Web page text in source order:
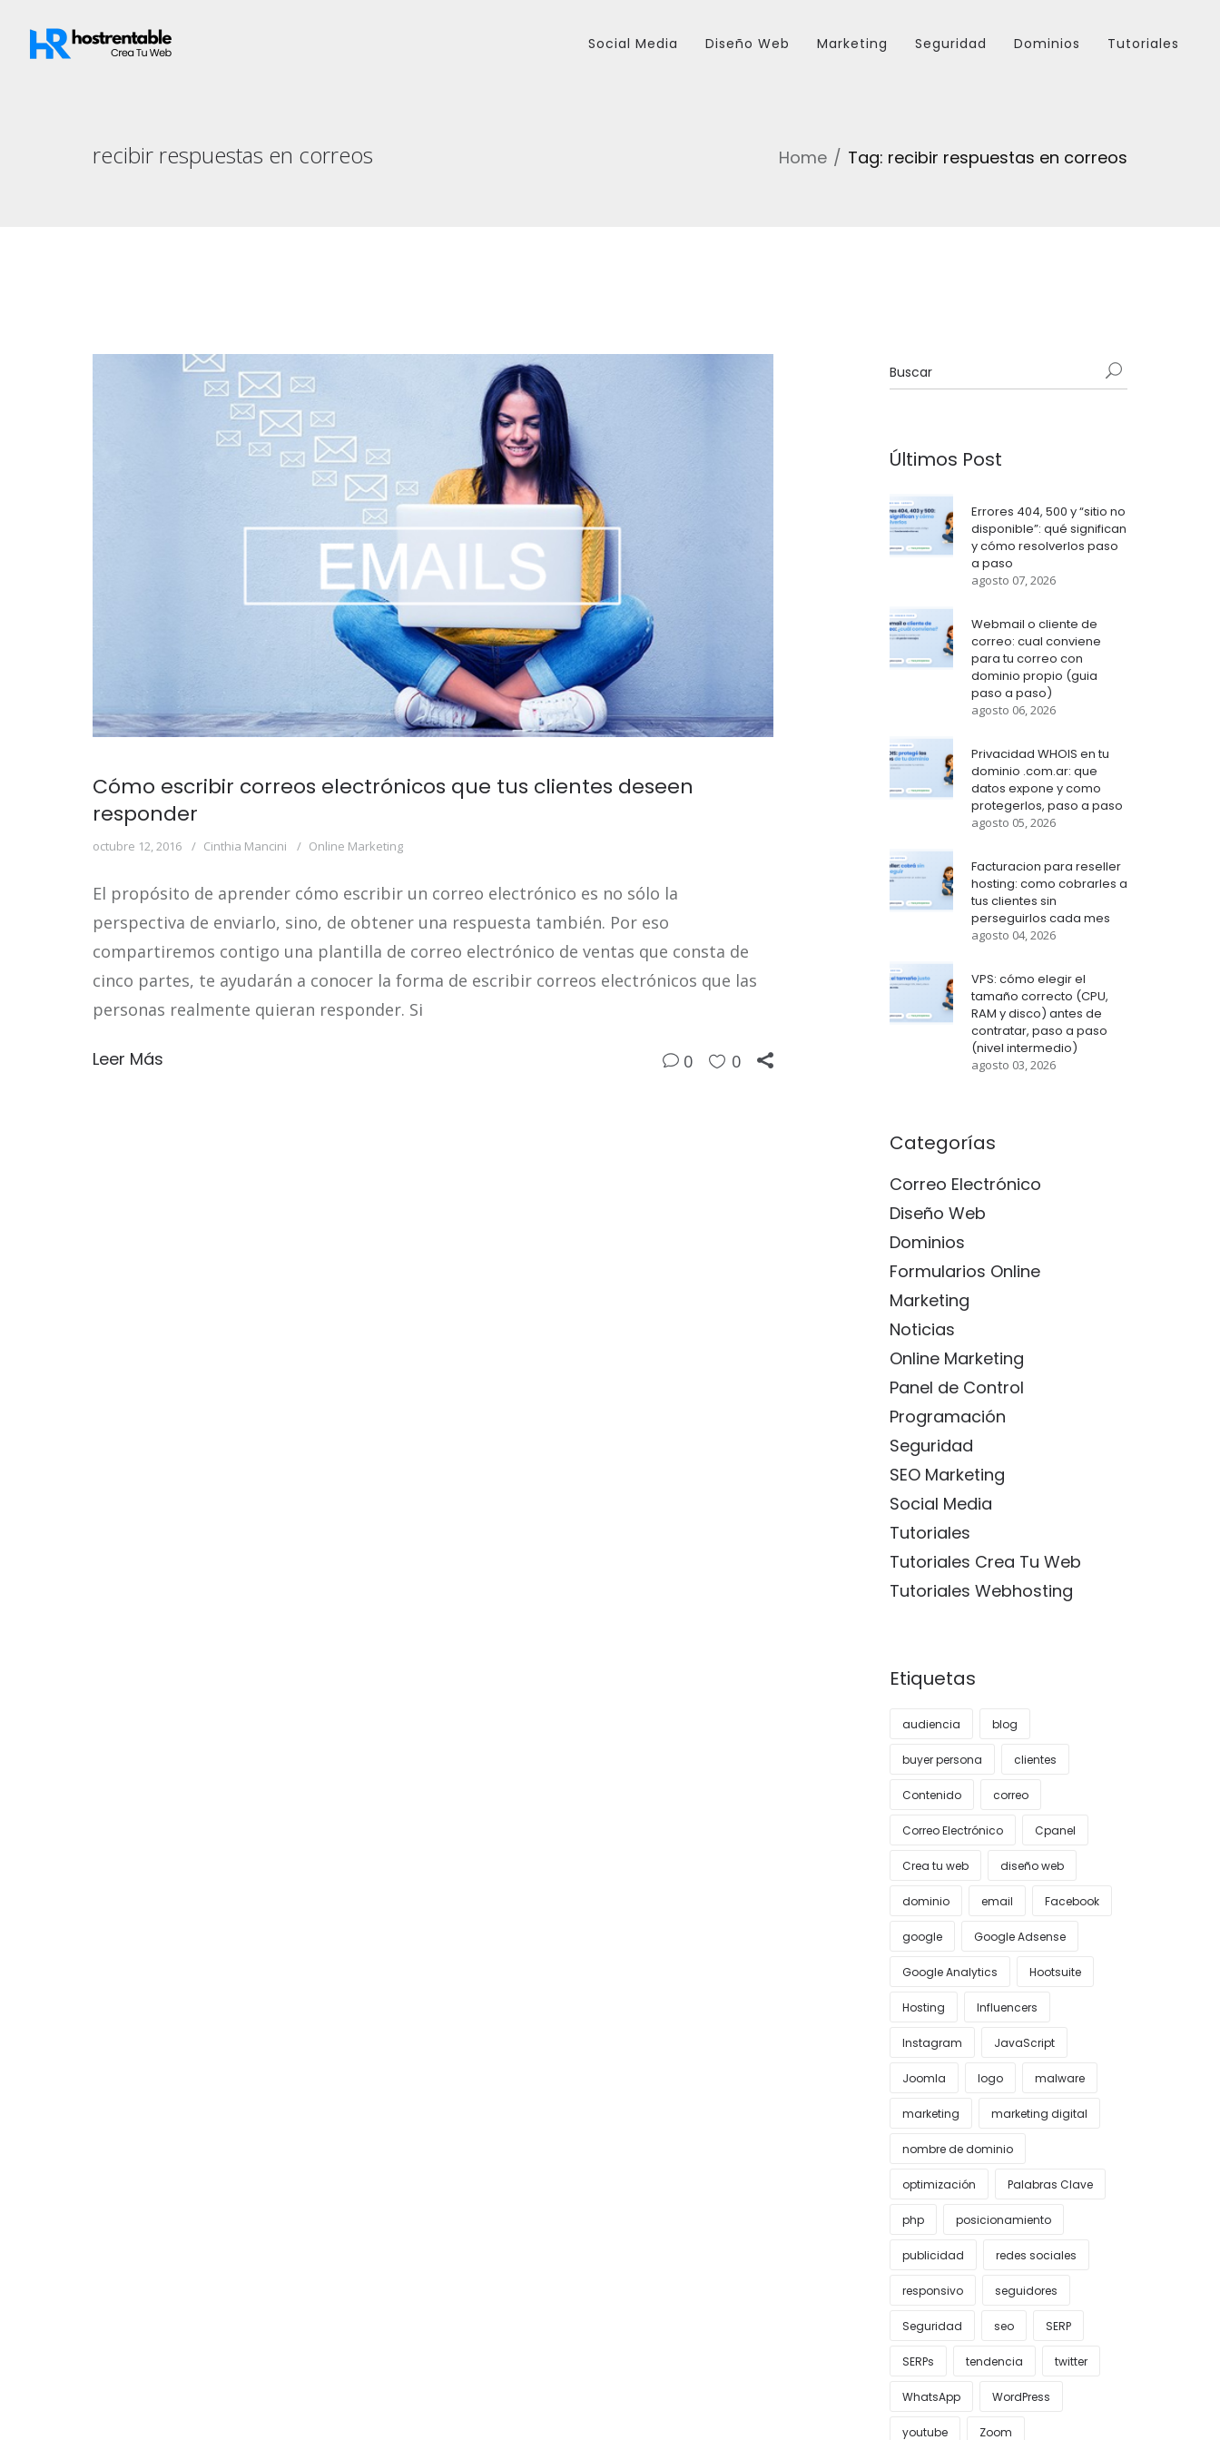
Social Media Diseño Web Marketing Seguridad Dominios Tutoriales
recibir respuestas en correos Home Tag: recibir respuestas en correos
Cómo escribir correos electrónicos que tus clientes deseen
responder
octubre 12, 2016 Cinthia Mancini Online Marketing
El propósito de aprender cómo escribir un correo electrónico es no sólo la
perspectiva de enviarlo, sino, de obtener una respuesta también. Por eso
compartiremos contigo una plantilla de correo electrónico de ventas que consta de
cinco partes, te ayudarán a conocer la forma de escribir correos electrónicos que las
personas realmente quieran responder. Si
Leer Más 0 0
Últimos Post
Errores 404, 500 y “sitio no
disponible”: qué significan
y cómo resolverlos paso
a paso
agosto 07, 2026
Webmail o cliente de
correo: cual conviene
para tu correo con
dominio propio (guia
paso a paso)
agosto 06, 2026
Privacidad WHOIS en tu
dominio .com.ar: que
datos expone y como
protegerlos, paso a paso
agosto 05, 2026
Facturacion para reseller
hosting: como cobrarles a
tus clientes sin
perseguirlos cada mes
agosto 04, 2026
VPS: cómo elegir el
tamaño correcto (CPU,
RAM y disco) antes de
contratar, paso a paso
(nivel intermedio)
agosto 03, 2026
Categorías
Correo Electrónico
Diseño Web
Dominios
Formularios Online
Marketing
Noticias
Online Marketing
Panel de Control
Programación
Seguridad
SEO Marketing
Social Media
Tutoriales
Tutoriales Crea Tu Web
Tutoriales Webhosting
Etiquetas
audiencia blog
buyer persona clientes
Contenido correo
Correo Electrónico Cpanel
Crea tu web diseño web
dominio email Facebook
google Google Adsense
Google Analytics Hootsuite
Hosting Influencers
Instagram JavaScript
Joomla logo malware
marketing marketing digital
nombre de dominio
optimización Palabras Clave
php posicionamiento
publicidad redes sociales
responsivo seguidores
Seguridad seo SERP
SERPs tendencia twitter
WhatsApp WordPress
youtube Zoom